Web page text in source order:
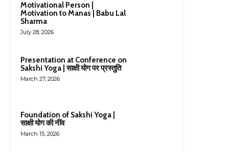
Motivational Person |
Motivation to Manas | Babu Lal
Sharma
July 28, 2026
Presentation at Conference on
Sakshi Yoga | साक्षी योग पर प्रस्तुति
March 27, 2026
Foundation of Sakshi Yoga |
साक्षी योग की नींव
March 15, 2026